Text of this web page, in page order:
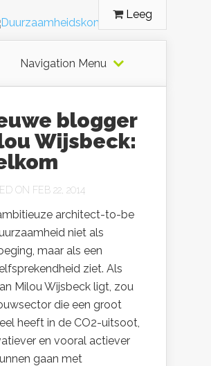
Leeg
Navigation Menu
blogger
Wijsbeck:
ON FEB 22, 2014
architect-to-be
niet als
maar als een
ziet. Als
Milou Wijsbeck ligt, zou
die een groot
heeft in de CO2-uitsoot,
en vooral actiever
gaan met